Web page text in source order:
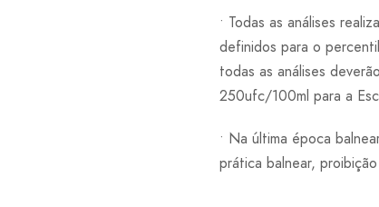
• Todas as análises
definidos para o
todas as análises
250ufc/100ml para a
• Na última época
prática balnear,